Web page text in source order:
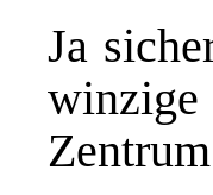
Ja
winzige